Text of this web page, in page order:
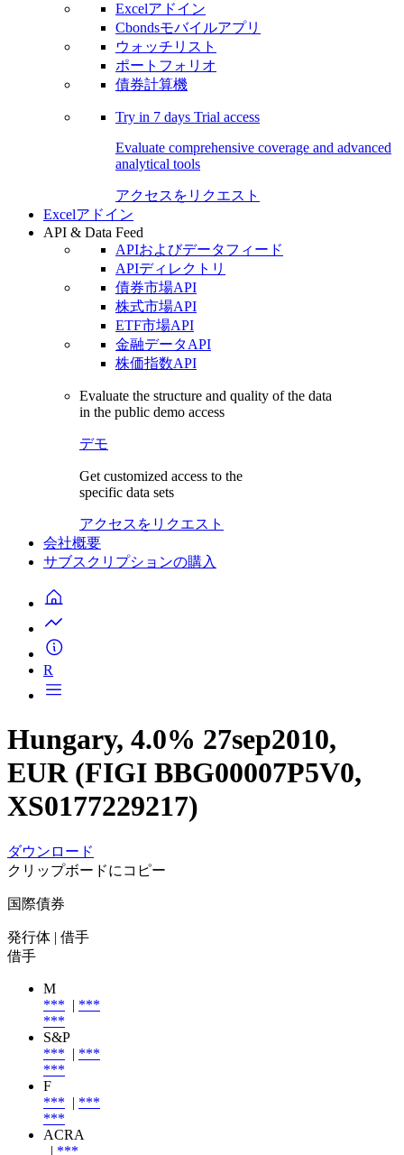
Excelアドイン
Cbondsモバイルアプリ
ウォッチリスト
ポートフォリオ
債券計算機
Try in 7 days Trial access
Evaluate comprehensive coverage and advanced
analytical tools
アクセスをリクエスト
Excelアドイン
API & Data Feed
APIおよびデータフィード
APIディレクトリ
債券市場API
株式市場API
ETF市場API
金融データAPI
株価指数API
Evaluate the structure and quality of the data
in the public demo access
デモ
Get customized access to the
specific data sets
アクセスをリクエスト
会社概要
サブスクリプションの購入
R
Hungary, 4.0% 27sep2010,
EUR (FIGI BBG00007P5V0,
XS0177229217)
ダウンロード
クリップボードにコピー
国際債券
発行体 | 借手
借手
M
*** | ***
***
S&P
*** | ***
***
F
*** | ***
***
ACRA
| ***